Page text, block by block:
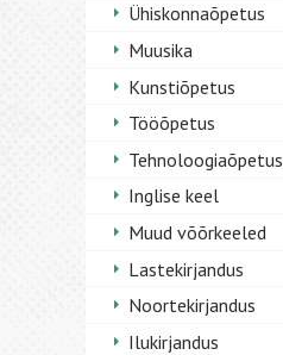
Ühiskonnaõpetus
Muusika
Kunstiõpetus
Tööõpetus
Tehnoloogiaõpetus
Inglise keel
Muud võõrkeeled
Lastekirjandus
Noortekirjandus
Ilukirjandus